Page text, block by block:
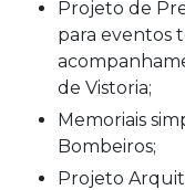
Projeto de Prevenção e Combate a Incêndio
para eventos
de Vistoria;
Memoriais simplificados para o Corpo de
Bombeiros;
Projeto